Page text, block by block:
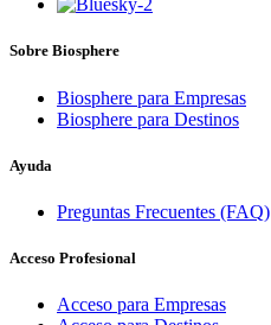
Sobre Biosphere
Biosphere para Empresas
Biosphere para Destinos
Ayuda
Preguntas Frecuentes (FAQ)
Acceso Profesional
Acceso para Empresas